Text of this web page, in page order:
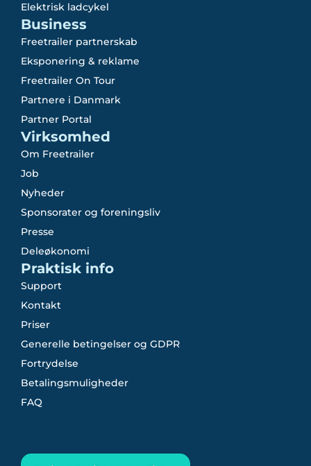
Elektrisk ladcykel
Business
Freetrailer partnerskab
Eksponering & reklame
Freetrailer On Tour
Partnere i Danmark
Partner Portal
Virksomhed
Om Freetrailer
Job
Nyheder
Sponsorater og foreningsliv
Presse
Deleøkonomi
Praktisk info
Support
Kontakt
Priser
Generelle betingelser og GDPR
Fortrydelse
Betalingsmuligheder
FAQ